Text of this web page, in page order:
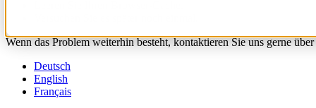
Wenn das Problem weiterhin besteht, kontaktieren Sie uns gerne
Deutsch
English
Français